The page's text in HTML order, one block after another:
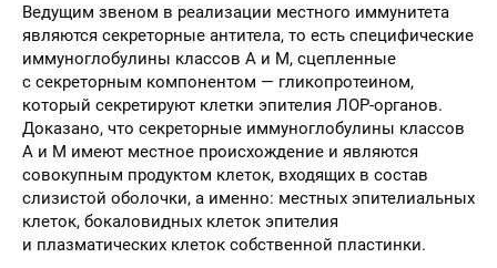
Ведущим звеном в реализации местного иммунитета
являются секреторные антитела, то есть специфические
иммуноглобулины классов А и М, сцепленные
с секреторным компонентом — гликопротеином,
который секретируют клетки эпителия ЛОР-органов.
Доказано, что секреторные иммуноглобулины классов
А и М имеют местное происхождение и являются
совокупным продуктом клеток, входящих в состав
слизистой оболочки, а именно: местных эпителиальных
клеток, бокаловидных клеток эпителия
и плазматических клеток собственной пластинки.